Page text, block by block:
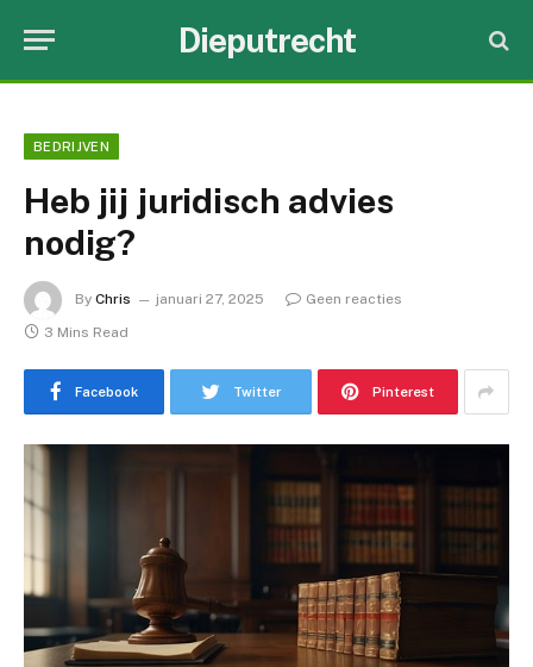
Dieputrecht
BEDRIJVEN
Heb jij juridisch advies
nodig?
By Chris januari 27, 2025
Geen reacties
3 Mins Read
Facebook Twitter Pinterest